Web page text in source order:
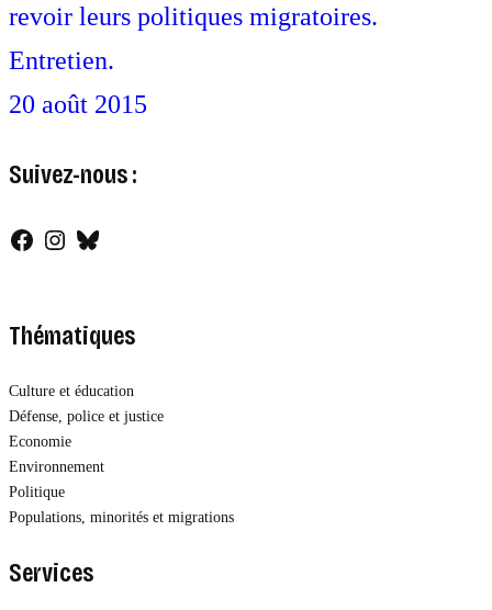
revoir leurs politiques migratoires.
Entretien.
20 août 2015
Suivez-nous :
Facebook
Instagram
Bluesky
Thématiques
Culture et éducation
Défense, police et justice
Economie
Environnement
Politique
Populations, minorités et migrations
Services